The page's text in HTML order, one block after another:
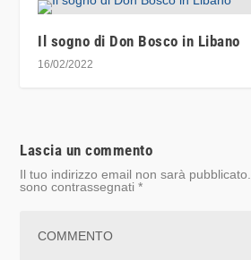
Il sogno di Don Bosco in Libano
16/02/2022
Lascia un commento
Il tuo indirizzo email non sarà pubblicato.
sono contrassegnati*